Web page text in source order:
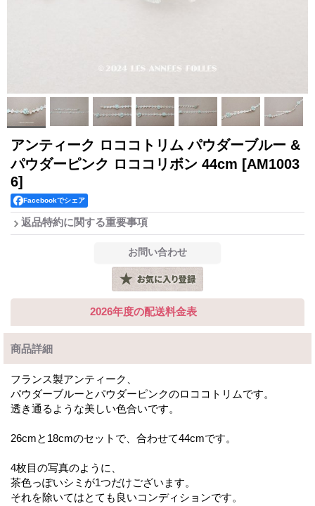
アンティーク ロココトリム パウダーブルー &
パウダーピンク ロココリボン 44cm [AM1003
6]
Facebookでシェア
返品特約に関する重要事項
2026年度の配送料金表
商品詳細
フランス製アンティーク、
パウダーブルーとパウダーピンクのロココトリムです。
透き通るような美しい色合いです。
26cmと18cmのセットで、合わせて44cmです。
4枚目の写真のように、
茶色っぽいシミが1つだけございます。
それを除いてはとても良いコンディションです。